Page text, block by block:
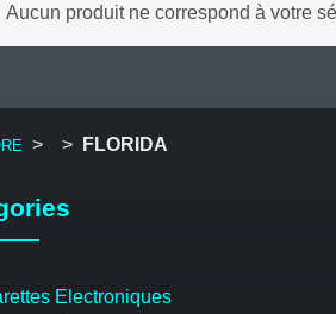
Aucun produit ne correspond à votre
> > FLORIDA
Electroniques